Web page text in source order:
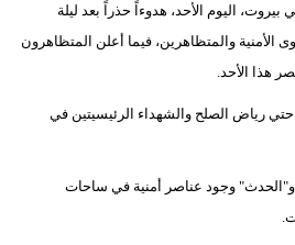
اليوم الأحد، هدوءاً حذراً بعد ليلة
الأمنية والمتظاهرين، فيما أعلن المتظاهرون
هذا الأحد.
رياض الصلح والشهداء الرئيسيتين في
و"الحدث" وجود عناصر أمنية في ساحات